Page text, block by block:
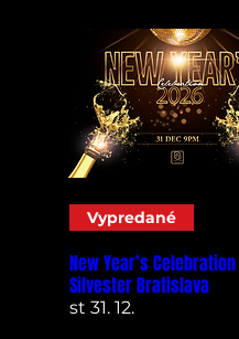
Vypredané
New Year’s
Silvester Bratislava
st 31. 12.